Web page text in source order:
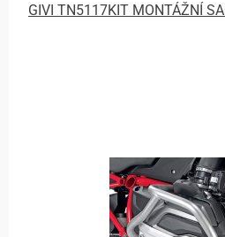
GIVI TN5117KIT MONTÁŽNÍ